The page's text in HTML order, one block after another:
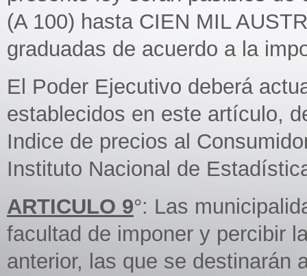
(A 100) hasta CIEN MIL
graduadas de acuerdo a la
El Poder Ejecutivo deberá
establecidos en este artículo,
Indice de precios al
Instituto Nacional de
ARTICULO 9°: Las
facultad de imponer y percibir
anterior, las que se destinarán